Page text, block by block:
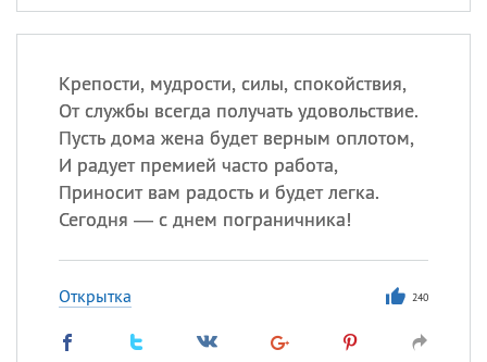
Крепости, мудрости, силы, спокойствия,
От службы всегда получать удовольствие.
Пусть дома жена будет верным оплотом,
И радует премией часто работа,
Приносит вам радость и будет легка.
Сегодня — с днем пограничника!
Открытка 240